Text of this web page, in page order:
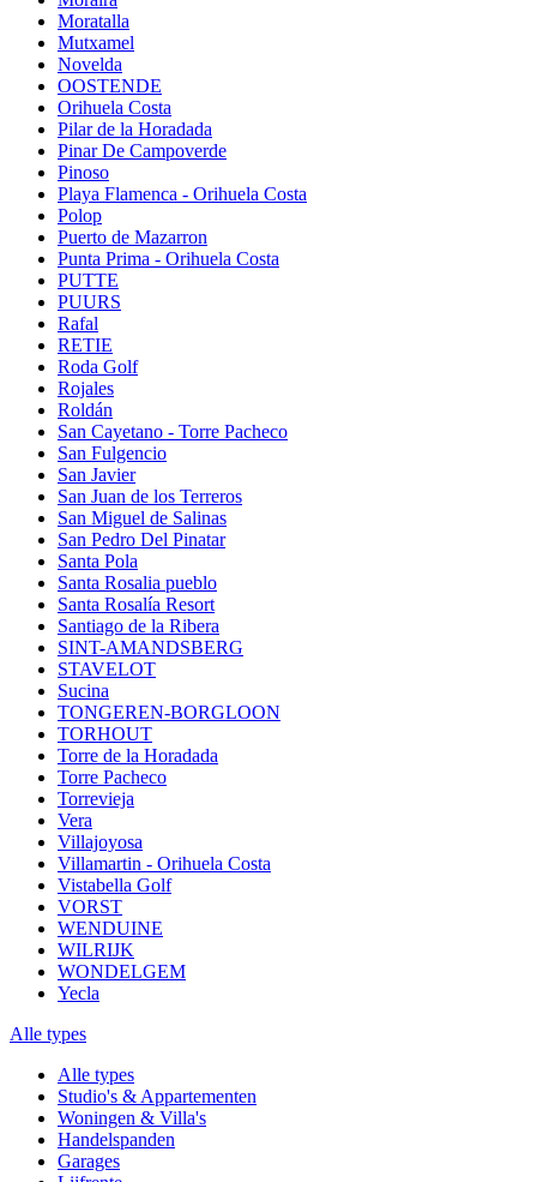
Moratalla
Mutxamel
Novelda
OOSTENDE
Orihuela Costa
Pilar de la Horadada
Pinar De Campoverde
Pinoso
Playa Flamenca - Orihuela Costa
Polop
Puerto de Mazarron
Punta Prima - Orihuela Costa
PUTTE
PUURS
Rafal
RETIE
Roda Golf
Rojales
Roldán
San Cayetano - Torre Pacheco
San Fulgencio
San Javier
San Juan de los Terreros
San Miguel de Salinas
San Pedro Del Pinatar
Santa Pola
Santa Rosalia pueblo
Santa Rosalía Resort
Santiago de la Ribera
SINT-AMANDSBERG
STAVELOT
Sucina
TONGEREN-BORGLOON
TORHOUT
Torre de la Horadada
Torre Pacheco
Torrevieja
Vera
Villajoyosa
Villamartin - Orihuela Costa
Vistabella Golf
VORST
WENDUINE
WILRIJK
WONDELGEM
Yecla
Alle types
Alle types
Studio's & Appartementen
Woningen & Villa's
Handelspanden
Garages